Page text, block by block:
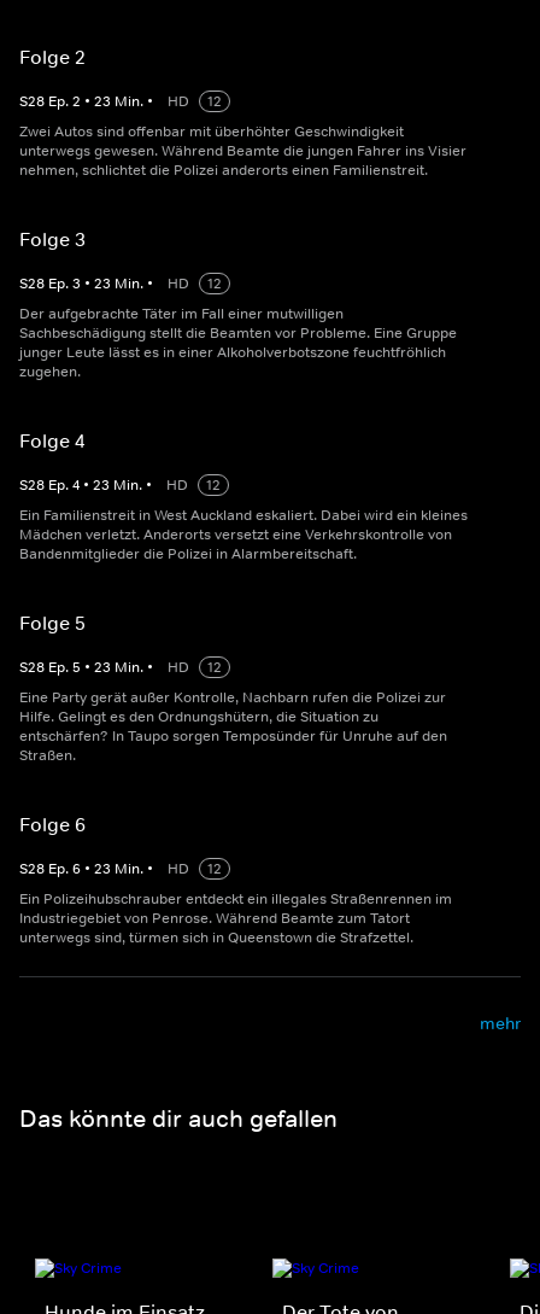
Folge 2
S28 Ep.2 • 23 Min. • HD
12
Zwei Autos sind offenbar mit überhöhter Geschwindigkeit
unterwegs gewesen. Während Beamte die jungen Fahrer ins Visier
nehmen, schlichtet die Polizei anderorts einen Familienstreit.
Folge 3
S28 Ep.3 • 23 Min. • HD
12
Der aufgebrachte Täter im Fall einer mutwilligen
Sachbeschädigung stellt die Beamten vor Probleme. Eine Gruppe
junger Leute lässt es in einer Alkoholverbotszone feuchtfröhlich
zugehen.
Folge 4
S28 Ep.4 • 23 Min. • HD
12
Ein Familienstreit in West Auckland eskaliert. Dabei wird ein kleines
Mädchen verletzt. Anderorts versetzt eine Verkehrskontrolle von
Bandenmitglieder die Polizei in Alarmbereitschaft.
Folge 5
S28 Ep.5 • 23 Min. • HD
12
Eine Party gerät außer Kontrolle, Nachbarn rufen die Polizei zur
Hilfe. Gelingt es den Ordnungshütern, die Situation zu
entschärfen? In Taupo sorgen Temposünder für Unruhe auf den
Straßen.
Folge 6
S28 Ep.6 • 23 Min. • HD
12
Ein Polizeihubschrauber entdeckt ein illegales Straßenrennen im
Industriegebiet von Penrose. Während Beamte zum Tatort
unterwegs sind, türmen sich in Queenstown die Strafzettel.
mehr
Das könnte dir auch gefallen